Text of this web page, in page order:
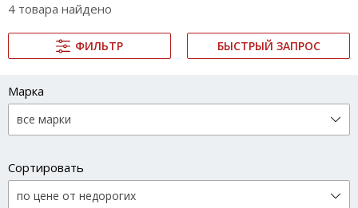
4 товара найдено
ФИЛЬТР БЫСТРЫЙ ЗАПРОС
Марка
Сортировать